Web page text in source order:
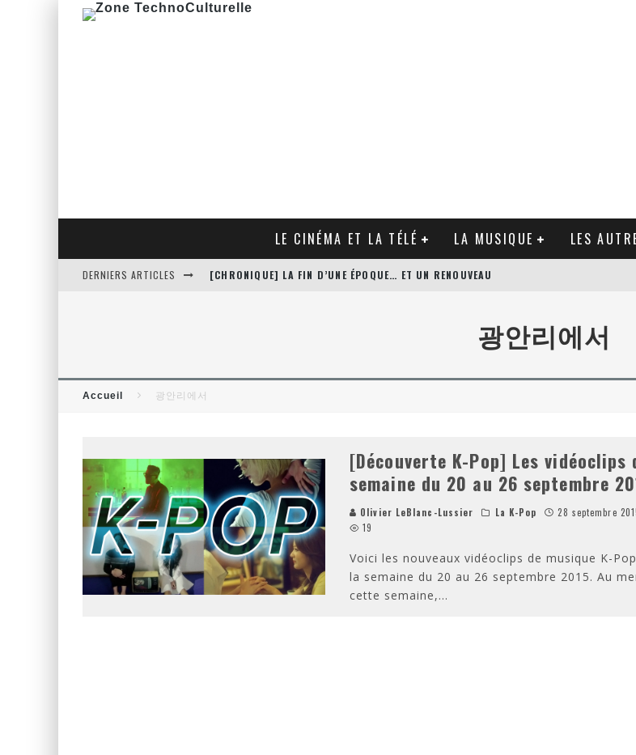
LE CINÉMA ET LA TÉLÉ LA MUSIQUE LES
DERNIERS ARTICLES [CHRONIQUE] LA FIN D’UNE ÉPOQUE… ET UN RENOUVEAU
광안리에서
Accueil 광안리에서
[Découverte K-Pop] Les vidéoclips
semaine du 20 au 26 septembre
Olivier LeBlanc-Lussier La K-Pop 28 septembre
19
Voici les nouveaux vidéoclips de musique K-
la semaine du 20 au 26 septembre 2015. Au
cette semaine,...